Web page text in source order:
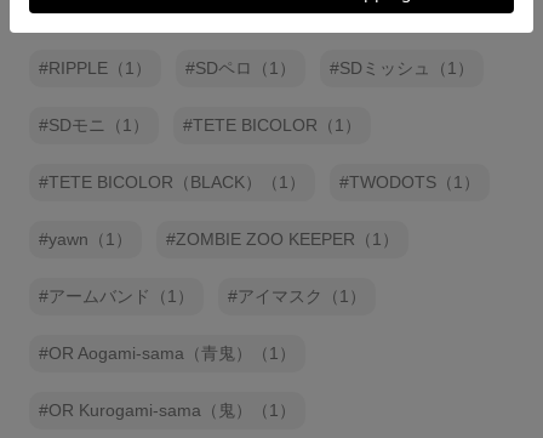
NP後払い決済（1） Peek a Boo（1）
RIPPLE（1） SDペロ（1） SDミッシュ（1）
SDモニ（1） TETE BICOLOR（1）
TETE BICOLOR（BLACK）（1） TWODOTS（1）
yawn（1） ZOMBIE ZOO KEEPER（1）
アームバンド（1） アイマスク（1）
OR Aogami-sama（青鬼）（1）
OR Kurogami-sama（鬼）（1）